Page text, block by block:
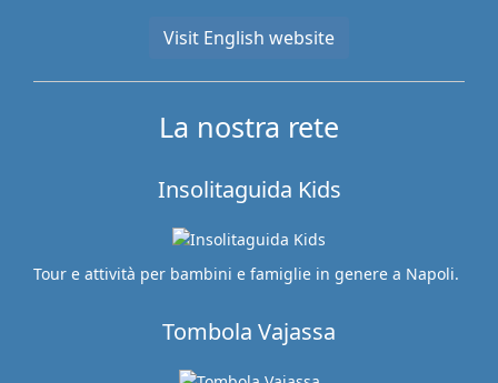
Visit English website
La nostra rete
Insolitaguida Kids
Tour e attività per bambini e famiglie in genere a Napoli.
Tombola Vajassa